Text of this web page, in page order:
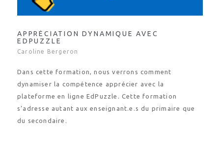
APPRÉCIATION DYNAMIQUE AVEC
EDPUZZLE
Caroline Bergeron
Dans cette formation, nous verrons comment
dynamiser la compétence apprécier avec la
plateforme en ligne EdPuzzle. Cette formation
s’adresse autant aux enseignant.e.s du primaire que
du secondaire.